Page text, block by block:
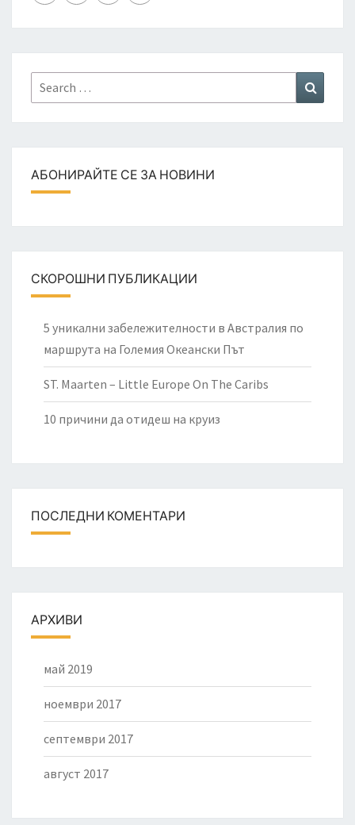
Search
for:
АБОНИРАЙТЕ СЕ ЗА НОВИНИ
СКОРОШНИ ПУБЛИКАЦИИ
5 уникални забележителности в Австралия по
маршрута на Големия Океански Път
ST. Maarten – Little Europe On The Caribs
10 причини да отидеш на круиз
ПОСЛЕДНИ КОМЕНТАРИ
АРХИВИ
май 2019
ноември 2017
септември 2017
август 2017